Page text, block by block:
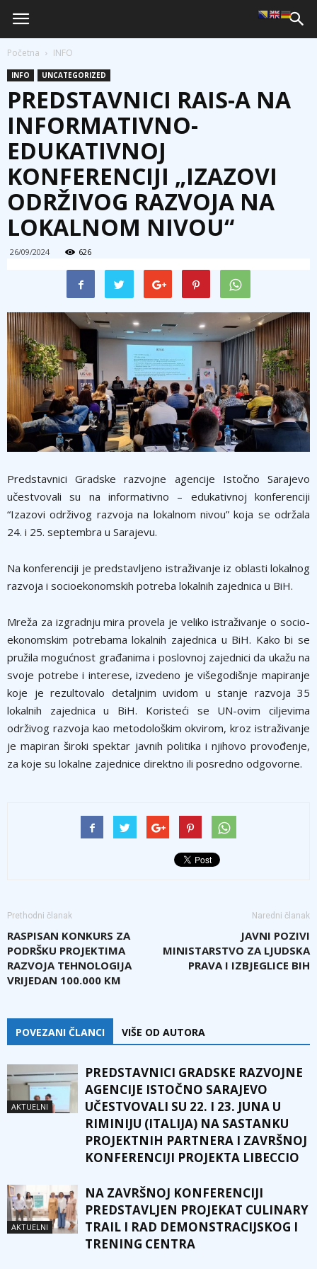
Početna INFO
INFO UNCATEGORIZED
PREDSTAVNICI RAIS-A NA
INFORMATIVNO-
EDUKATIVNOJ
KONFERENCIJI „IZAZOVI
ODRŽIVOG RAZVOJA NA
LOKALNOM NIVOU“
26/09/2024 626
Predstavnici Gradske razvojne agencije Istočno Sarajevo
učestvovali su na informativno – edukativnoj konferenciji
“Izazovi održivog razvoja na lokalnom nivou” koja se održala
24. i 25. septembra u Sarajevu.
Na konferenciji je predstavljeno istraživanje iz oblasti lokalnog
razvoja i socioekonomskih potreba lokalnih zajednica u BiH.
Mreža za izgradnju mira provela je veliko istraživanje o socio-
ekonomskim potrebama lokalnih zajednica u BiH. Kako bi se
pružila mogućnost građanima i poslovnoj zajednici da ukažu na
svoje potrebe i interese, izvedeno je višegodišnje mapiranje
koje je rezultovalo detaljnim uvidom u stanje razvoja 35
lokalnih zajednica u BiH. Koristeći se UN-ovim ciljevima
održivog razvoja kao metodološkim okvirom, kroz istraživanje
je mapiran široki spektar javnih politika i njihovo provođenje,
za koje su lokalne zajednice direktno ili posredno odgovorne.
Prethodni članak
RASPISAN KONKURS ZA
PODRŠKU PROJEKTIMA
RAZVOJA TEHNOLOGIJA
VRIJEDAN 100.000 KM
Naredni članak
JAVNI POZIVI
MINISTARSTVO ZA LJUDSKA
PRAVA I IZBJEGLICE BIH
POVEZANI ČLANCI VIŠE OD AUTORA
AKTUELNI
PREDSTAVNICI GRADSKE RAZVOJNE
AGENCIJE ISTOČNO SARAJEVO
UČESTVOVALI SU 22. I 23. JUNA U
RIMINIJU (ITALIJA) NA SASTANKU
PROJEKTNIH PARTNERA I ZAVRŠNOJ
KONFERENCIJI PROJEKTA LIBECCIO
AKTUELNI
NA ZAVRŠNOJ KONFERENCIJI
PREDSTAVLJEN PROJEKAT CULINARY
TRAIL I RAD DEMONSTRACIJSKOG I
TRENING CENTRA